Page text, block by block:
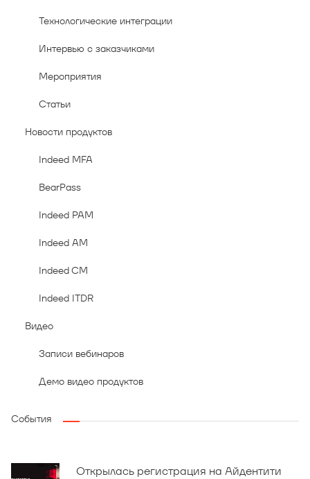
Технологические интеграции
Интервью с заказчиками
Мероприятия
Статьи
Новости продуктов
Indeed MFA
BearPass
Indeed PAM
Indeed AM
Indeed CM
Indeed ITDR
Видео
Записи вебинаров
Демо видео продуктов
События
Открылась регистрация на Айдентити